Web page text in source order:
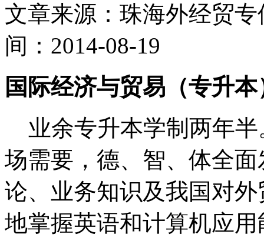
文章来源：珠海外经贸
间：2014-08-19
国际经济与贸易（专升本
业余专升本学制两年半
场需要，德、智、体全
论、业务知识及我国对
地掌握英语和计算机应